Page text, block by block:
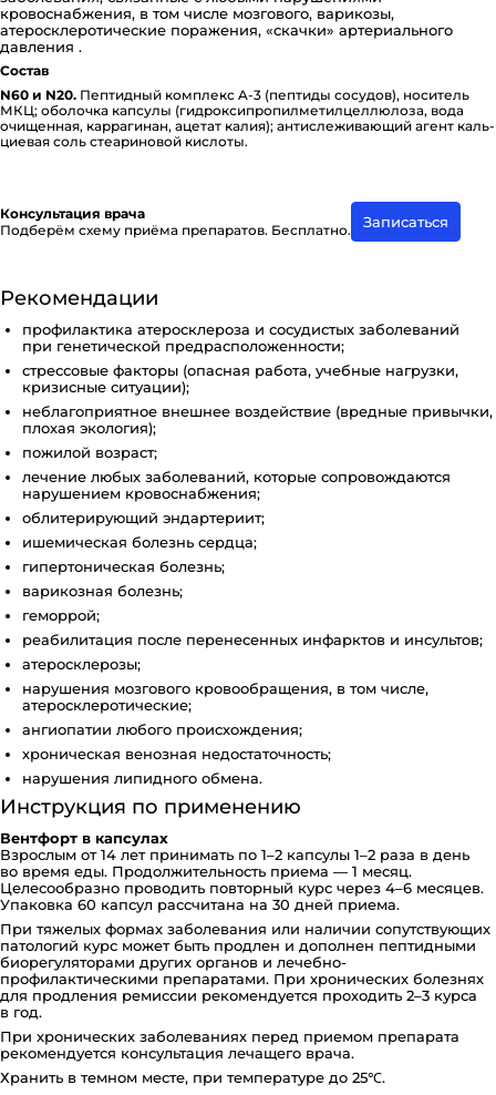
кровоснабжения, в том числе мозгового, варикозы,
атеросклеротические поражения, «скачки» артериального
давления .
Состав
N60 и N20. Пептидный комплекс A-3 (пептиды сосудов), носитель
МКЦ; оболочка капсулы (ги­д­ро­к­си­п­ро­пи­л­ме­ти­л­це­л­лю­ло­за, вода
очищенная, ка­р­ра­ги­нан, ацетат калия); ан­ти­с­ле­жи­ва­ю­щий агент каль­
ци­е­вая соль сте­а­ри­но­вой кислоты.
Консультация врача
Подберём схему приёма препаратов. Бесплатно.
Записаться
Рекомендации
профилактика атеросклероза и сосудистых заболеваний
при генетической предрасположенности;
стрессовые факторы (опасная работа, учебные нагрузки,
кризисные ситуации);
неблагоприятное внешнее воздействие (вредные привычки,
плохая экология);
пожилой возраст;
лечение любых заболеваний, которые сопровождаются
нарушением кровоснабжения;
облитерирующий эндартериит;
ишемическая болезнь сердца;
гипертоническая болезнь;
варикозная болезнь;
геморрой;
реабилитация после перенесенных инфарктов и инсультов;
атеросклерозы;
нарушения мозгового кровообращения, в том числе,
атеросклеротические;
ангиопатии любого происхождения;
хроническая венозная недостаточность;
нарушения липидного обмена.
Инструкция по применению
Вентфорт в капсулах
Взрослым от 14 лет принимать по 1–2 капсулы 1–2 раза в день
во время еды. Продолжительность приема — 1 месяц.
Целесообразно проводить повторный курс через 4–6 месяцев.
Упаковка 60 капсул рассчитана на 30 дней приема.
При тяжелых формах заболевания или наличии сопутствующих
патологий курс может быть продлен и дополнен пептидными
биорегуляторами других органов и лечебно-
профилактическими препаратами. При хронических болезнях
для продления ремиссии рекомендуется проходить 2–3 курса
в год.
При хронических заболеваниях перед приемом препарата
рекомендуется консультация лечащего врача.
Хранить в темном месте, при температуре до 25℃.